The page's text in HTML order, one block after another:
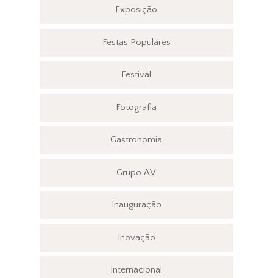
Exposição
Festas Populares
Festival
Fotografia
Gastronomia
Grupo AV
Inauguração
Inovação
Internacional